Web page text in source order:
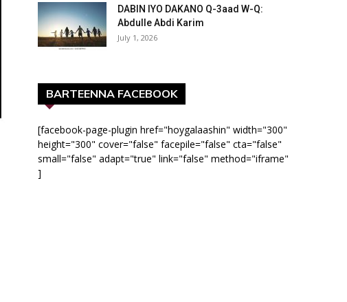
DABIN IYO DAKANO Q-3aad W-Q:
Abdulle Abdi Karim
July 1, 2026
BARTEENNA FACEBOOK
[facebook-page-plugin href="hoygalaashin" width="300"
height="300" cover="false" facepile="false" cta="false"
small="false" adapt="true" link="false" method="iframe"
]